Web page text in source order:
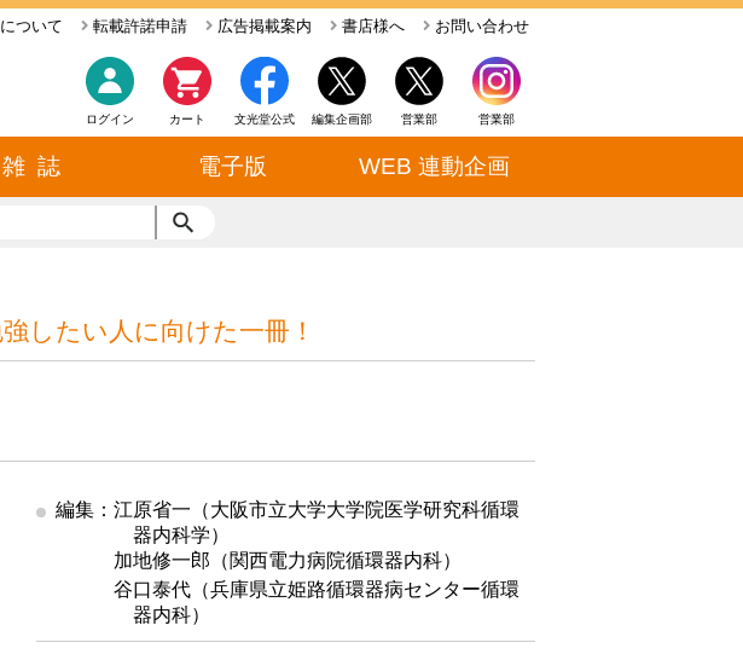
お問い合わせ
書店様へ
広告掲載案内
転載許諾申請
ついて
営業部
営業部
編集企画部
文光堂公式
カート
ログイン
雑 誌 電子版 WEB 連動企画
したい人に向けた一冊！
編集：江原省一（大阪市立大学大学院医学研究科循環
器内科学）
加地修一郎（関西電力病院循環器内科）
谷口泰代（兵庫県立姫路循環器病センター循環
器内科）